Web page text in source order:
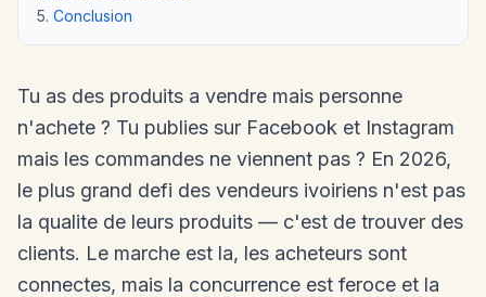
Conclusion
Tu as des produits a vendre mais personne
n'achete ? Tu publies sur Facebook et Instagram
mais les commandes ne viennent pas ? En 2026,
le plus grand defi des vendeurs ivoiriens n'est pas
la qualite de leurs produits — c'est de trouver des
clients. Le marche est la, les acheteurs sont
connectes, mais la concurrence est feroce et la